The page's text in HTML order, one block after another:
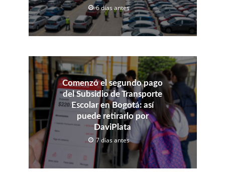
6 días antes
Comenzó el segundo pago
del Subsidio de Transporte
Escolar en Bogotá: así
puede retirarlo por
DaviPlata
7 días antes